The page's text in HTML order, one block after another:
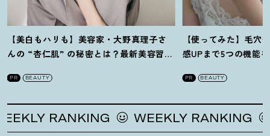
【美白もハリも】美容家・大野真理子さ
んの “杏仁肌” の秘密とは ？ 最新美容習慣
PR BEAUTY
【使ってみた】毛穴
感UPまで5つの機能
PR BEAUTY
RANKING WEEKLY RANKING